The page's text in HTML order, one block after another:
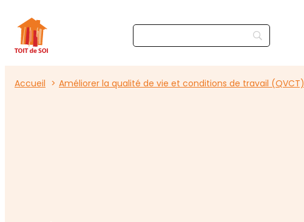
Accueil Améliorer la qualité de vie et conditions de travail (QVCT)